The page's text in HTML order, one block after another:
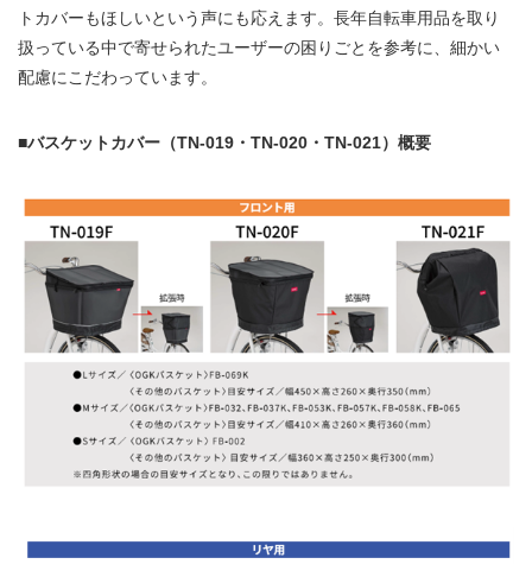
トカバーもほしいという声にも応えます。長年自転車用品を取り
扱っている中で寄せられたユーザーの困りごとを参考に、細かい
配慮にこだわっています。
■バスケットカバー（TN-019・TN-020・TN-021）概要